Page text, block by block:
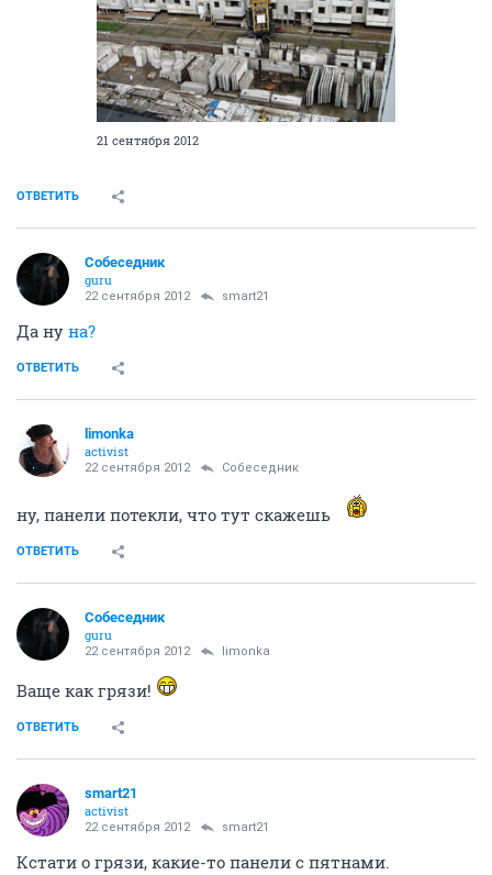
21 сентября 2012
ОТВЕТИТЬ
Собеседник
guru
22 сентября 2012 smart21
Да ну на?
ОТВЕТИТЬ
limonka
activist
22 сентября 2012 Собеседник
ну, панели потекли, что тут скажешь
ОТВЕТИТЬ
Собеседник
guru
22 сентября 2012 limonka
Ваще как грязи!
ОТВЕТИТЬ
smart21
activist
22 сентября 2012 smart21
Кстати о грязи, какие-то панели с пятнами.